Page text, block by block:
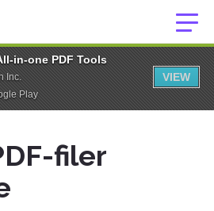
in-one PDF Tools
Inc.
Play
VIEW
filer